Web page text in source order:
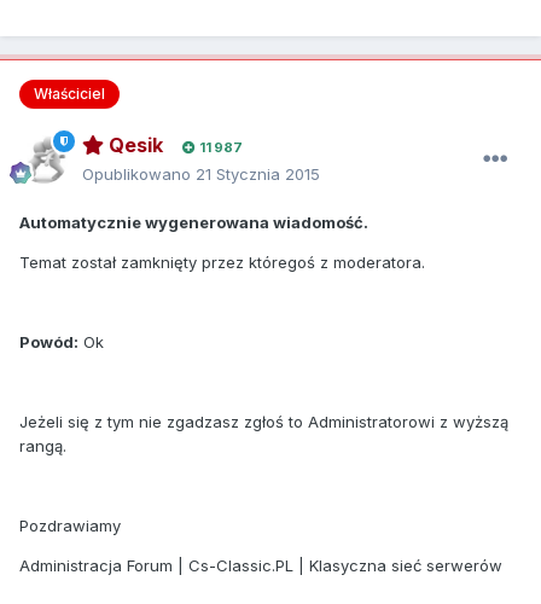
Właściciel
Qesik 11 987
Opublikowano 21 Stycznia 2015
Automatycznie wygenerowana wiadomość.
Temat został zamknięty przez któregoś z moderatora.
Powód: Ok
Jeżeli się z tym nie zgadzasz zgłoś to Administratorowi z wyższą
rangą.
Pozdrawiamy
Administracja Forum | Cs-Classic.PL | Klasyczna sieć serwerów